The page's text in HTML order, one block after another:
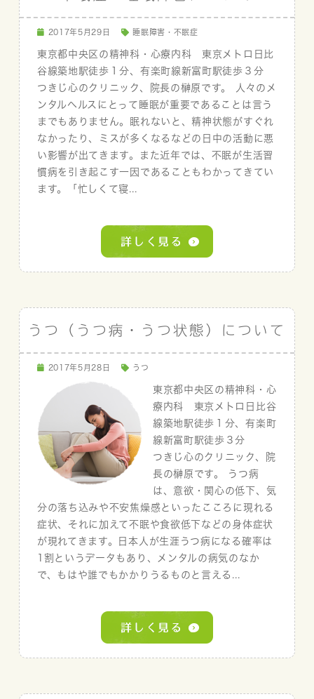
2017年5月29日 睡眠障害・不眠症
東京都中央区の精神科・心療内科 東京メトロ日比
谷線築地駅徒歩１分、有楽町線新富町駅徒歩３分
つきじ心のクリニック、院長の榊原です。 人々のメ
ンタルヘルスにとって睡眠が重要であることは言う
までもありません。眠れないと、精神状態がすぐれ
なかったり、ミスが多くなるなどの日中の活動に悪
い影響が出てきます。また近年では、不眠が生活習
慣病を引き起こす一因であることもわかってきてい
ます。「忙しくて寝...
うつ（うつ病・うつ状態）について
2017年5月28日 うつ
東京都中央区の精神科・心
療内科 東京メトロ日比谷
線築地駅徒歩１分、有楽町
線新富町駅徒歩３分
つきじ心のクリニック、院
長の榊原です。 うつ病
は、意欲・関心の低下、気
分の落ち込みや不安焦燥感といったこころに現れる
症状、それに加えて不眠や食欲低下などの身体症状
が現れてきます。日本人が生涯うつ病になる確率は
1割というデータもあり、メンタルの病気のなか
で、もはや誰でもかかりうるものと言える...